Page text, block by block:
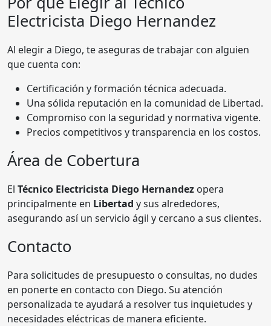
Electricista Diego Hernandez
Al elegir a Diego, te aseguras de trabajar con alguien
que cuenta con:
Certificación y formación técnica adecuada.
Una sólida reputación en la comunidad de Libertad.
Compromiso con la seguridad y normativa vigente.
Precios competitivos y transparencia en los costos.
Área de Cobertura
El Técnico Electricista Diego Hernandez opera
principalmente en Libertad y sus alrededores,
asegurando así un servicio ágil y cercano a sus clientes.
Contacto
Para solicitudes de presupuesto o consultas, no dudes
en ponerte en contacto con Diego. Su atención
personalizada te ayudará a resolver tus inquietudes y
necesidades eléctricas de manera eficiente.